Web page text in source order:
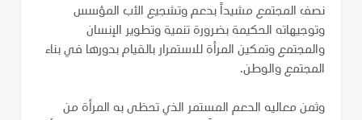
نصف المجتمع مشيداً بدعم وتشجيع الأب المؤسس
وتوجيهاته الحكيمة بضرورة تنمية وتطوير الإنسان
والمجتمع وتمكين المرأة للاستمرار بالقيام بدورها في بناء
المجتمع والوطن.
وثمن معاليه الدعم المستمر الذي تحظى به المرأة من